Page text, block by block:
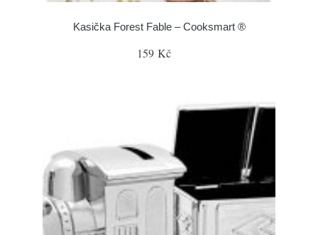
Kasička Forest Fable – Cooksmart ®
159 Kč